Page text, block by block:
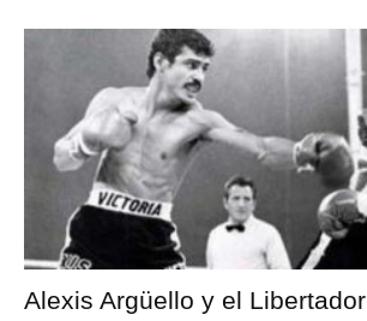
Alexis Argüello y el Libertador